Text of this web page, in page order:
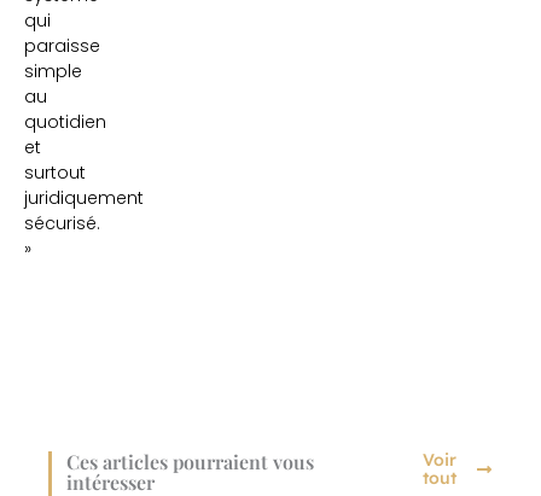
qui
paraisse
simple
au
quotidien
et
surtout
juridiquement
sécurisé.
»
Ces articles pourraient vous
intéresser
Voir
tout